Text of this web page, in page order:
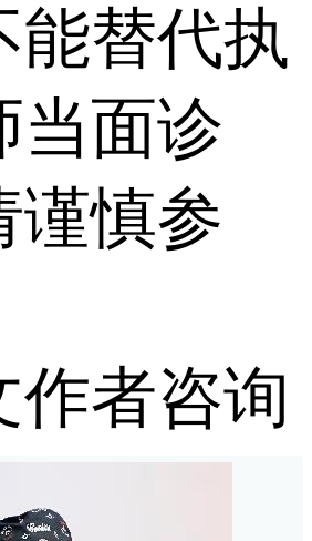
能替代执
当面诊
谨慎参
作者咨询